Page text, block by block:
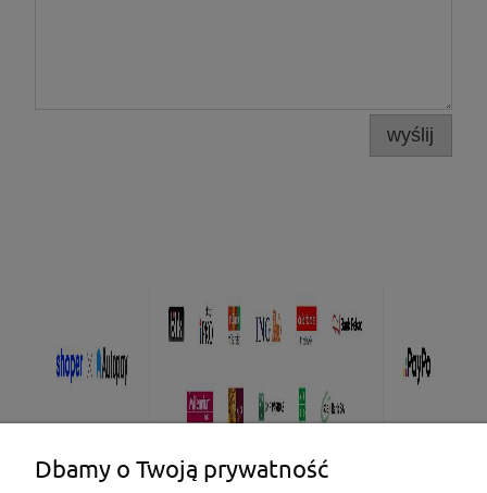
wyślij
Dbamy o Twoją prywatność